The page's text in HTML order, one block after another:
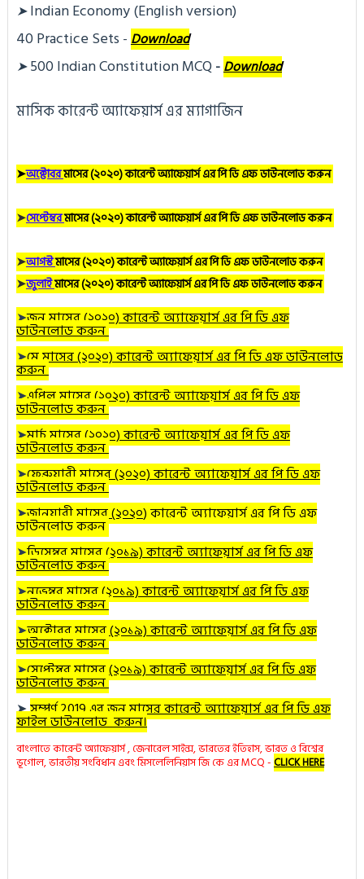
➤Indian Economy (English version)
40 Practice Sets - Download
➤500 Indian Constitution MCQ- Download
মাসিক কারেন্ট অ্যাফেয়ার্স এর ম্যাগাজিন
➤অক্টোবরমাসের (২০২০) কারেন্ট অ্যাফেয়ার্স এর পি ডি এফ ডাউনলোড করুন
➤সেপ্টেম্বরমাসের (২০২০) কারেন্ট অ্যাফেয়ার্স এর পি ডি এফ ডাউনলোড করুন
➤আগস্টমাসের (২০২০) কারেন্ট অ্যাফেয়ার্স এর পি ডি এফ ডাউনলোড করুন
➤জুলাইমাসের (২০২০) কারেন্ট অ্যাফেয়ার্স এর পি ডি এফ ডাউনলোড করুন
➤জুনমাসের (২০২০) কারেন্ট অ্যাফেয়ার্স এর পি ডি এফ
ডাউনলোড করুন
➤মেমাসের (২০২০) কারেন্ট অ্যাফেয়ার্স এর পি ডি এফ ডাউনলোড
করুন
➤এপ্রিলমাসের (২০২০) কারেন্ট অ্যাফেয়ার্স এর পি ডি এফ
ডাউনলোড করুন
➤মার্চমাসের (২০২০) কারেন্ট অ্যাফেয়ার্স এর পি ডি এফ
ডাউনলোড করুন
➤ফেব্রুয়ারীমাসের (২০২০) কারেন্ট অ্যাফেয়ার্স এর পি ডি এফ
ডাউনলোড করুন
➤জানুয়ারীমাসের (২০২০) কারেন্ট অ্যাফেয়ার্স এর পি ডি এফ
ডাউনলোড করুন
➤ডিসেম্বরমাসের (২০১৯) কারেন্ট অ্যাফেয়ার্স এর পি ডি এফ
ডাউনলোড করুন
➤নভেম্বরমাসের (২০১৯) কারেন্ট অ্যাফেয়ার্স এর পি ডি এফ
ডাউনলোড করুন
➤অক্টোবরমাসের (২০১৯) কারেন্ট অ্যাফেয়ার্স এর পি ডি এফ
ডাউনলোড করুন
➤সেপ্টেম্বর মাসের (২০১৯) কারেন্ট অ্যাফেয়ার্স এর পি ডি এফ
ডাউনলোড করুন
➤সম্পূর্ণ 2019 এর জুন মাসের কারেন্ট অ্যাফেয়ার্স এর পি ডি এফ
ফাইল ডাউনলোড করুন।
বাংলাতে কারেন্ট অ্যাফেয়ার্স , জেনারেল সাইন্স, ভারতের ইতিহাস, ভারত ও বিশ্বের
ভূগোল, ভারতীয় সংবিধান এবং মিসলেলিনিয়াস জি কে এর MCQ -CLICK HERE